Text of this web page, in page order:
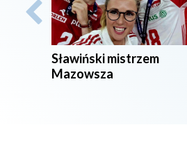
Sławiński mistrzem
Mazowsza